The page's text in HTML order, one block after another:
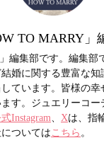
TO MARRY」
編集部です。編集部
婚に関する豊富な知
ています。皆様の幸
す。ジュエリーコー
Instagram Xは、指
ついては こちら 。